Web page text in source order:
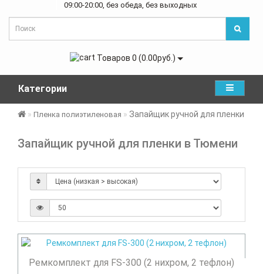
09:00-20:00, без обеда, без выходных
Товаров 0 (0.00руб.)
Категории
Пленка полиэтиленовая Запайщик ручной для пленки
Запайщик ручной для пленки в Тюмени
Ремкомплект для FS-300 (2 нихром, 2 тефлон)